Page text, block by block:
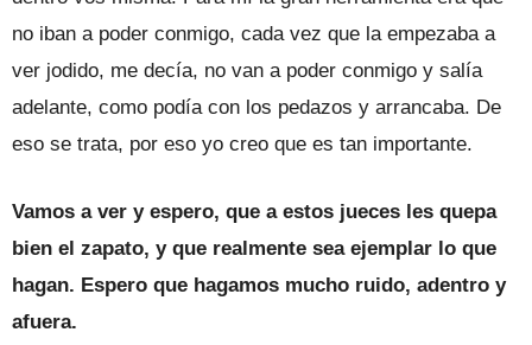
no iban a poder conmigo, cada vez que la empezaba a
ver jodido, me decía, no van a poder conmigo y salía
adelante, como podía con los pedazos y arrancaba. De
eso se trata, por eso yo creo que es tan importante.
Vamos a ver y espero, que a estos jueces les quepa
bien el zapato, y que realmente sea ejemplar lo que
hagan. Espero que hagamos mucho ruido, adentro y
afuera.